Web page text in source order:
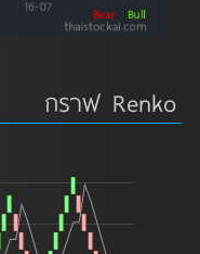
กราฟ Renko